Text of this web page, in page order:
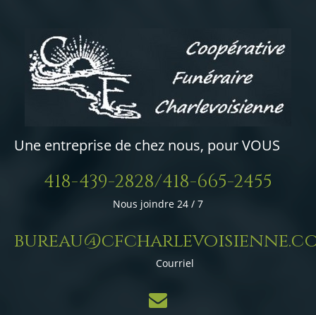
Une entreprise de chez nous, pour VOUS
418-439-2828/418-665-2455
Nous joindre 24 / 7
Courriel